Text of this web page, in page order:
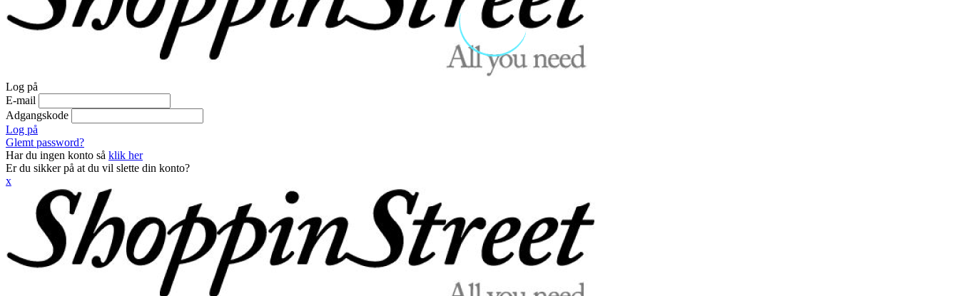
Log på
E-mail
Adgangskode
Log på
Glemt password?
Har du ingen konto så klik her
Er du sikker på at du vil slette din konto?
x